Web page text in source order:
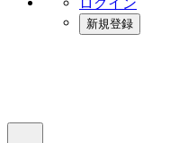
新規登録